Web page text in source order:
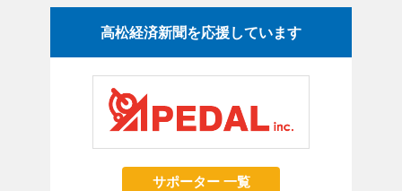
高松経済新聞を応援しています
サポーター 一覧